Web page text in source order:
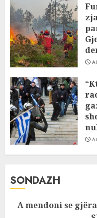
SONDAZH
A mendoni se